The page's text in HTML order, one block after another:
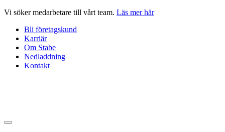
Hoppa
innehåll
Vi söker medarbetare till vårt team. Läs mer här
Bli företagskund
Karriär
Om Stabe
Nedladdning
Kontakt